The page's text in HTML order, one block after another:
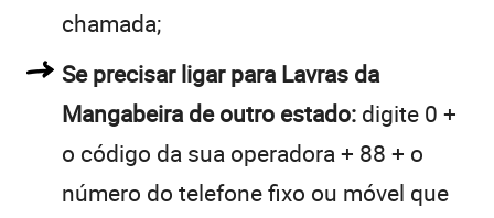
chamada;
Se precisar ligar para Lavras da
Mangabeira de outro estado: digite 0 +
o código da sua operadora + 88 + o
número do telefone fixo ou móvel que